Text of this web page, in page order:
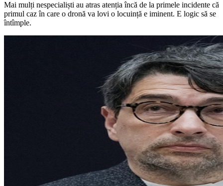
Mai mulți nespecialiști au atras atenția încă de la primele incidente că
primul caz în care o dronă va lovi o locuință e iminent. E logic să se
întîmple.